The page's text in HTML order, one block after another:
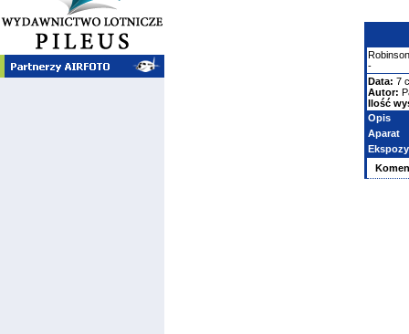
-
Data: 7
Autor:
Ilość
Opis
Aparat